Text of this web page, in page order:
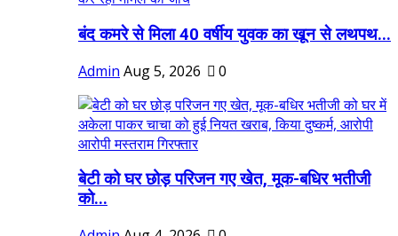
बंद कमरे से मिला 40 वर्षीय युवक का खून से लथपथ...
Admin Aug 5, 2026 0
बेटी को घर छोड़ परिजन गए खेत, मूक-बधिर भतीजी
को...